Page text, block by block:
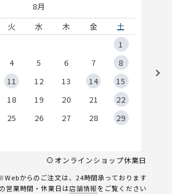
8月
火 水 木 金
土
1
4 5 6 7
8
11 12 13 14
15
18 19 20 21
22
25 26 27 28
29
オンラインショップ休業日
からのご注文は、24時間承っております
営業時間・休業日は店舗情報をご覧ください